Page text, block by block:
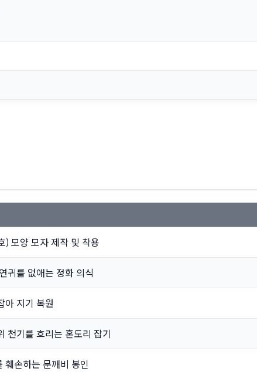
) 모양 모자 제작 및 착용
귀를 없애는 정화 의식
아 지기 복원
천기를 흐리는 혼도리 잡기
훼손하는 문깨비 봉인